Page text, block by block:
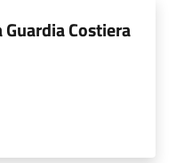
Costiera